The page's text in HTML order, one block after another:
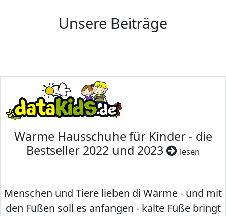
Unsere Beiträge
Warme Hausschuhe für Kinder - die
Bestseller 2022 und 2023
lesen
Menschen und Tiere lieben di Wärme - und mit
den Füßen soll es anfangen - kalte Füße bringt